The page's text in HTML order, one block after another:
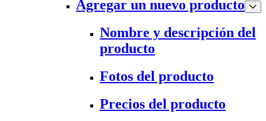
Agregar un nuevo producto
Nombre y descripción del
producto
Fotos del producto
Precios del producto